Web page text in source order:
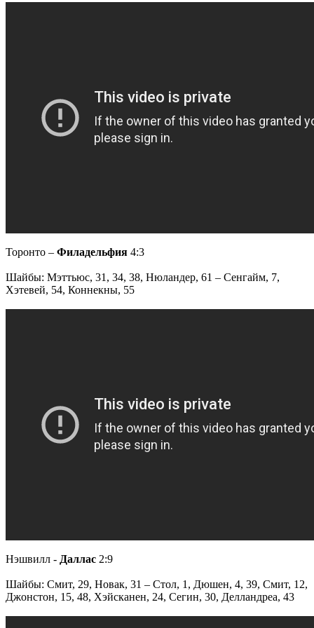
Торонто – Филадельфия 4:3
Шайбы: Мэттьюс, 31, 34, 38, Нюландер, 61 – Сенгайм, 7,
Хэтевей, 54, Коннекны, 55
Нэшвилл - Даллас 2:9
Шайбы: Смит, 29, Новак, 31 – Стол, 1, Дюшен, 4, 39, Смит, 12,
Джонстон, 15, 48, Хэйсканен, 24, Сегин, 30, Делландреа, 43